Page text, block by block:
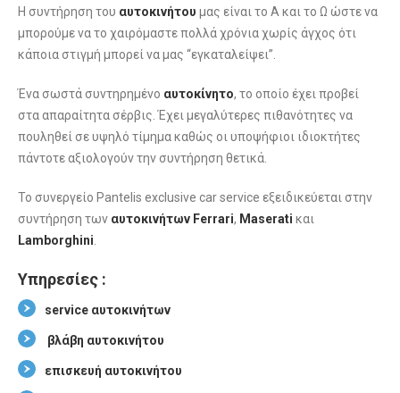
Η συντήρηση του αυτοκινήτου μας είναι το Α και το Ω ώστε να
μπορούμε να το χαιρόμαστε πολλά χρόνια χωρίς άγχος ότι
κάποια στιγμή μπορεί να μας “εγκαταλείψει”.
Ένα σωστά συντηρημένο αυτοκίνητο, το οποίο έχει προβεί
στα απαραίτητα σέρβις. Έχει μεγαλύτερες πιθανότητες να
πουληθεί σε υψηλό τίμημα καθώς οι υποψήφιοι ιδιοκτήτες
πάντοτε αξιολογούν την συντήρηση θετικά.
Το συνεργείο Pantelis exclusive car service εξειδικεύεται στην
συντήρηση των αυτοκινήτων Ferrari, Maserati και
Lamborghini.
Υπηρεσίες :
service αυτοκινήτων
βλάβη αυτοκινήτου
επισκευή αυτοκινήτου